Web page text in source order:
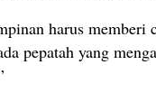
harus
pepatah yang